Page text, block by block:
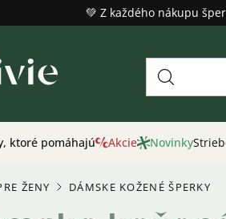
💚 Z každého nákupu
ktoré pomáhajú Akcie Novinky
ŽENY DÁMSKE KOŽENÉ ŠPERKY